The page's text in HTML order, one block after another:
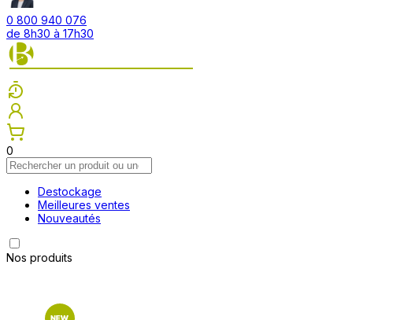
0 800 940 076
de 8h30 à 17h30
0
Destockage
Meilleures ventes
Nouveautés
Nos produits